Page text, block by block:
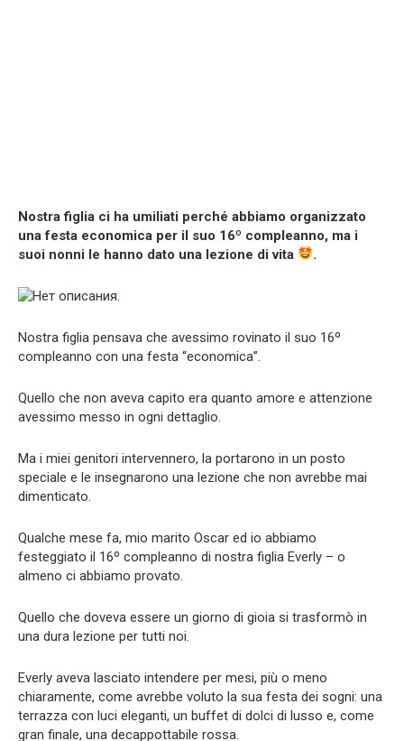
Nostra figlia ci ha umiliati perché abbiamo organizzato
una festa economica per il suo 16º compleanno, ma i
suoi nonni le hanno dato una lezione di vita
.
Nostra figlia pensava che avessimo rovinato il suo 16º
compleanno con una festa “economica”.
Quello che non aveva capito era quanto amore e attenzione
avessimo messo in ogni dettaglio.
Ma i miei genitori intervennero, la portarono in un posto
speciale e le insegnarono una lezione che non avrebbe mai
dimenticato.
Qualche mese fa, mio marito Oscar ed io abbiamo
festeggiato il 16º compleanno di nostra figlia Everly – o
almeno ci abbiamo provato.
Quello che doveva essere un giorno di gioia si trasformò in
una dura lezione per tutti noi.
Everly aveva lasciato intendere per mesi, più o meno
chiaramente, come avrebbe voluto la sua festa dei sogni: una
terrazza con luci eleganti, un buffet di dolci di lusso e, come
gran finale, una decappottabile rossa.